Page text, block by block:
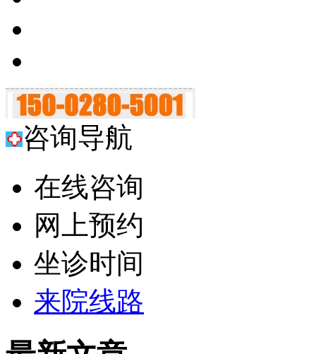
咨询导航
在线咨询
网上预约
坐诊时间
来院线路